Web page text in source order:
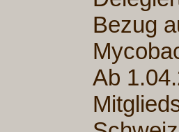
Bezug
Ab